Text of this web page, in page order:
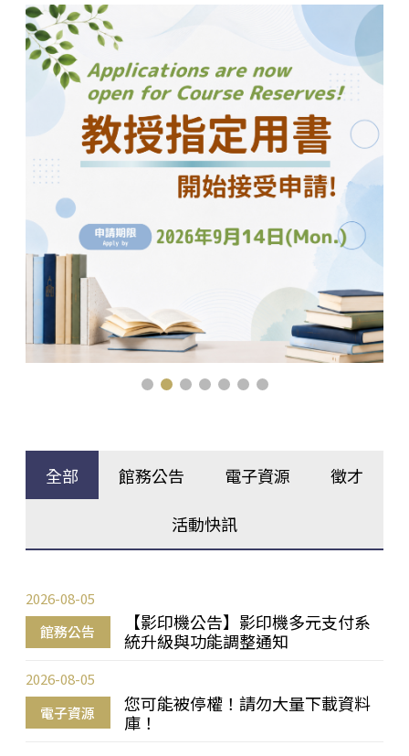
全部 館務公告 電子資源 徵才
活動快訊
館務公告
【影印機公告】影印機多元支付系
統升級與功能調整通知
2026-08-05
電子資源
您可能被停權！請勿大量下載資料
庫！
2026-08-05